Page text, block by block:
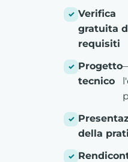
Verifica
gratuita
requisiti
Progetto
tecnico
della